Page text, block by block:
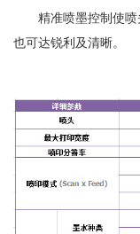
精准喷墨控制使
也可达锐利及清晰。